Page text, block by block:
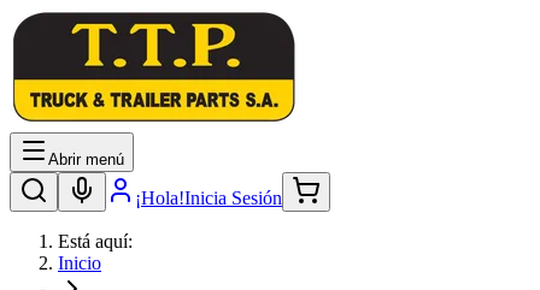
Abrir menú
¡Hola!Inicia Sesión
Está aquí:
Inicio